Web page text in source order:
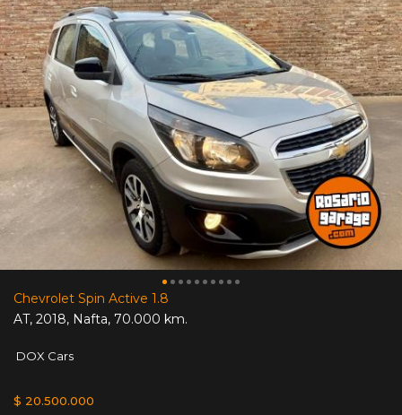
Chevrolet Spin Active 1.8
AT, 2018, Nafta, 70.000 km.
DOX Cars
$ 20.500.000